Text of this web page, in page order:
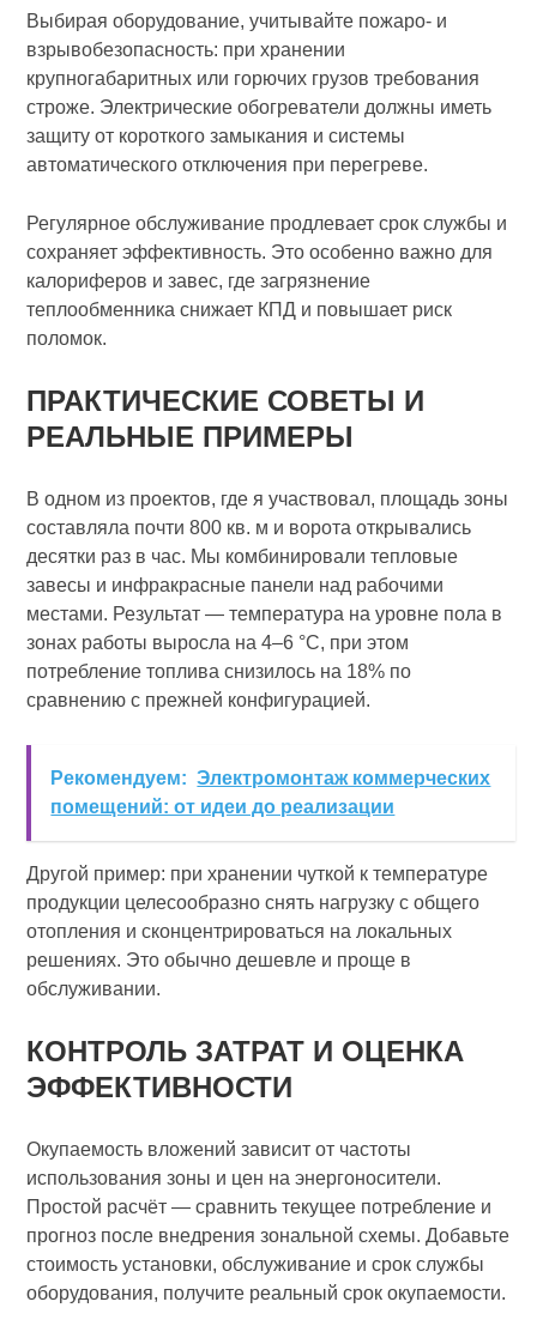
Выбирая оборудование, учитывайте пожаро- и
взрывобезопасность: при хранении
крупногабаритных или горючих грузов требования
строже. Электрические обогреватели должны иметь
защиту от короткого замыкания и системы
автоматического отключения при перегреве.
Регулярное обслуживание продлевает срок службы и
сохраняет эффективность. Это особенно важно для
калориферов и завес, где загрязнение
теплообменника снижает КПД и повышает риск
поломок.
ПРАКТИЧЕСКИЕ СОВЕТЫ И
РЕАЛЬНЫЕ ПРИМЕРЫ
В одном из проектов, где я участвовал, площадь зоны
составляла почти 800 кв. м и ворота открывались
десятки раз в час. Мы комбинировали тепловые
завесы и инфракрасные панели над рабочими
местами. Результат — температура на уровне пола в
зонах работы выросла на 4–6 °C, при этом
потребление топлива снизилось на 18% по
сравнению с прежней конфигурацией.
Рекомендуем: Электромонтаж коммерческих
помещений: от идеи до реализации
Другой пример: при хранении чуткой к температуре
продукции целесообразно снять нагрузку с общего
отопления и сконцентрироваться на локальных
решениях. Это обычно дешевле и проще в
обслуживании.
КОНТРОЛЬ ЗАТРАТ И ОЦЕНКА
ЭФФЕКТИВНОСТИ
Окупаемость вложений зависит от частоты
использования зоны и цен на энергоносители.
Простой расчёт — сравнить текущее потребление и
прогноз после внедрения зональной схемы. Добавьте
стоимость установки, обслуживание и срок службы
оборудования, получите реальный срок окупаемости.